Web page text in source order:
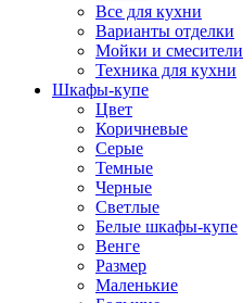
Все для кухни
Варианты отделки
Мойки и смесители
Техника для кухни
Шкафы-купе
Цвет
Коричневые
Серые
Темные
Черные
Светлые
Белые шкафы-купе
Венге
Размер
Маленькие